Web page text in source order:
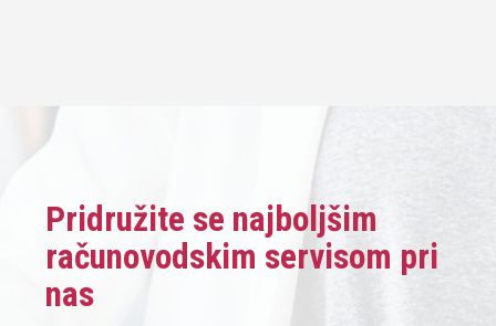
Pridružite se najboljšim
računovodskim servisom pri
nas